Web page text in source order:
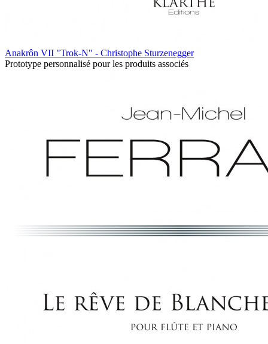
Anakrôn VII "Trok-N" - Christophe Sturzenegger
Prototype personnalisé pour les produits associés